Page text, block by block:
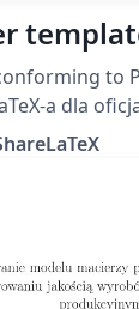
to
a dla
to